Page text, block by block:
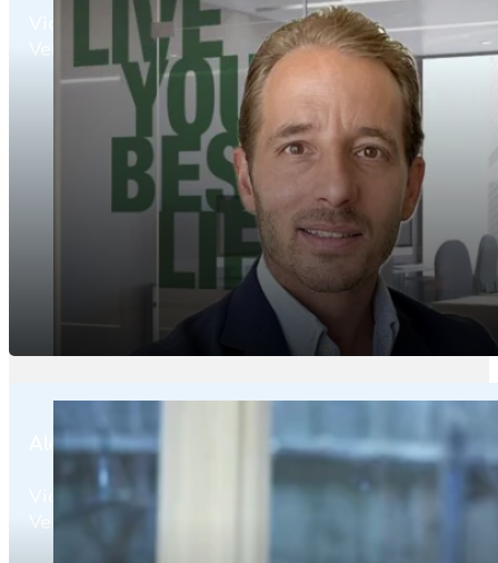
Vice-Président
Vente par réseau
Alexandre Froment-Curtil
Vice-Président
Vente en face-à-face